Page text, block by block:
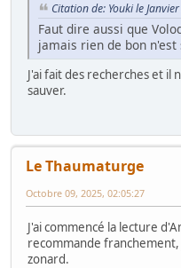
Citation de: Youki le
Faut dire aussi que
jamais rien de bon
J'ai fait des recherches et il
sauver.
Le Thaumaturge
Octobre 09, 2025, 02:05:27
J'ai commencé la lecture
recommande
zonard.